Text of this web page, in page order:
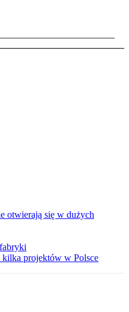
otwierają się w dużych
projektów w Polsce